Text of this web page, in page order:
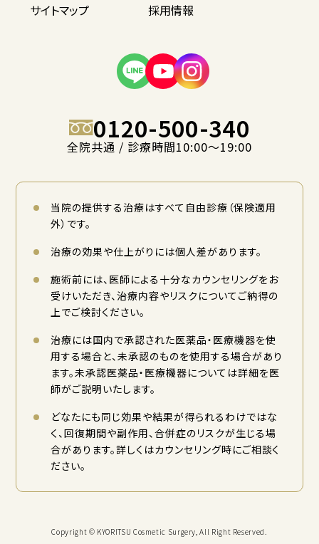
サイトマップ
採用情報
0120-500-340
全院共通 / 診療時間10:00〜19:00
当院の提供する治療はすべて自由診療（保険適用
外）です。
治療の効果や仕上がりには個人差があります。
施術前には、医師による十分なカウンセリングをお
受けいただき、治療内容やリスクについてご納得の
上でご検討ください。
治療には国内で承認された医薬品・医療機器を使
用する場合と、未承認のものを使用する場合があり
ます。未承認医薬品・医療機器については詳細を医
師がご説明いたします。
どなたにも同じ効果や結果が得られるわけではな
く、回復期間や副作用、合併症のリスクが生じる場
合があります。詳しくはカウンセリング時にご相談く
ださい。
Copyright © KYORITSU Cosmetic Surgery, All Right Reserved.